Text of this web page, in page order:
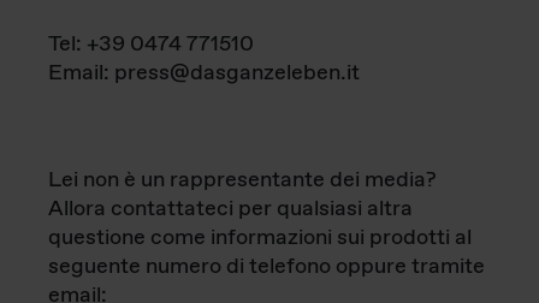
Tel: +39 0474 771510
Email: press@dasganzeleben.it
Lei non è un rappresentante dei media?
Allora contattateci per qualsiasi altra
questione come informazioni sui prodotti al
seguente numero di telefono oppure tramite
email: